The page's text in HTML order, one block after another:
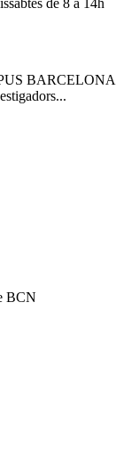
de 8 a 14h
BARCELONA
BCN